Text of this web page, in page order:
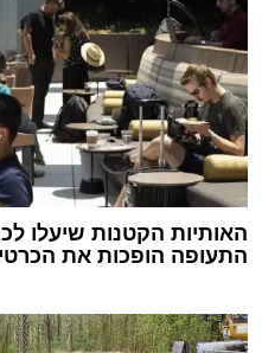
האותיות הקטנות שיעלו
התעופה הופכות את